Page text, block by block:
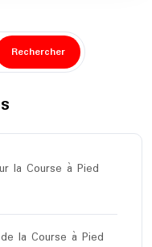
Rechercher
la Course à Pied
la Course à Pied